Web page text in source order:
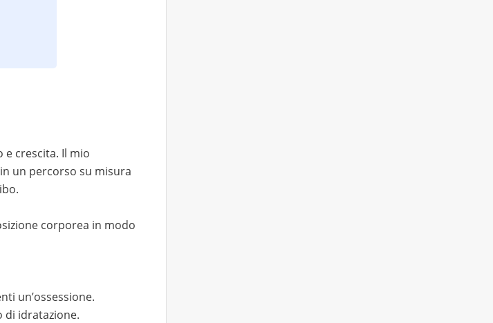
crescita. Il mio
un percorso su misura
corporea in modo
un’ossessione.
di idratazione.